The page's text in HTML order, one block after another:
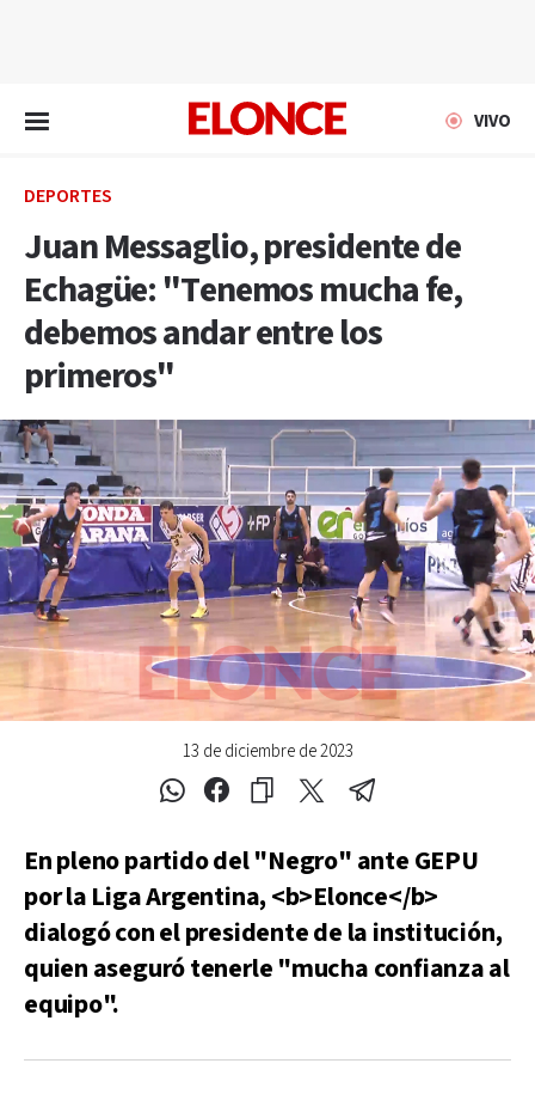
VIVO
DEPORTES
Juan Messaglio, presidente de
Echagüe: "Tenemos mucha fe,
debemos andar entre los
primeros"
13 de diciembre de 2023
En pleno partido del "Negro" ante GEPU
por la Liga Argentina, <b>Elonce</b>
dialogó con el presidente de la institución,
quien aseguró tenerle "mucha confianza al
equipo".